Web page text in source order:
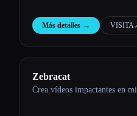
Más detalles → VISITA
Zebracat
Crea vídeos impactantes en